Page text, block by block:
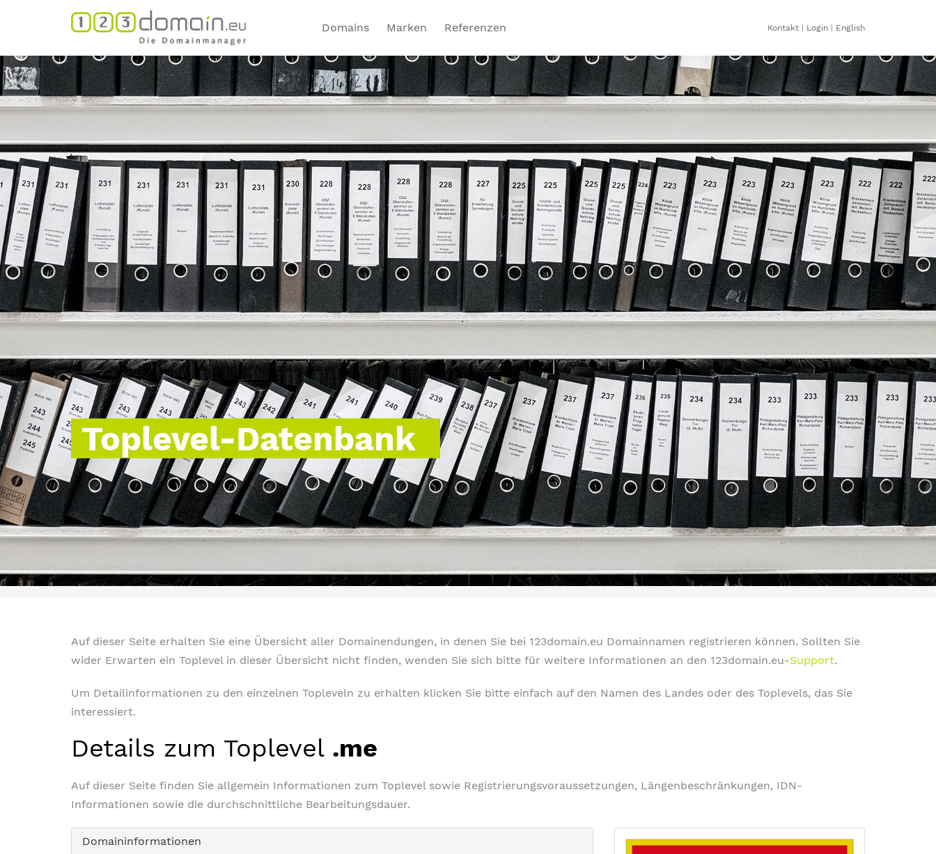
Domains Marken Referenzen Kontakt Login English
Toplevel-Datenbank
Auf dieser Seite erhalten Sie eine Übersicht aller Domainendungen, in denen Sie bei 123domain.eu Domainnamen registrieren können. Sollten Sie
wider Erwarten ein Toplevel in dieser Übersicht nicht finden, wenden Sie sich bitte für weitere Informationen an den 123domain.eu-Support.
Um Detailinformationen zu den einzelnen Topleveln zu erhalten klicken Sie bitte einfach auf den Namen des Landes oder des Toplevels, das Sie
interessiert.
Details zum Toplevel .me
Auf dieser Seite finden Sie allgemein Informationen zum Toplevel sowie Registrierungsvoraussetzungen, Längenbeschränkungen, IDN-
Informationen sowie die durchschnittliche Bearbeitungsdauer.
Domaininformationen